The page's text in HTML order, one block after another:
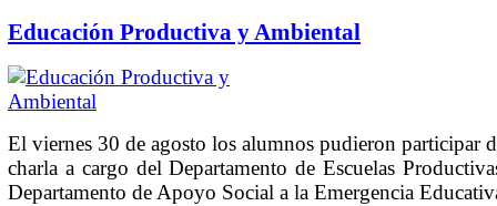
Educación Productiva y Ambiental
El viernes 30 de agosto los alumnos pudieron participar
charla a cargo del Departamento de Escuelas
Departamento de Apoyo Social a la Emergencia